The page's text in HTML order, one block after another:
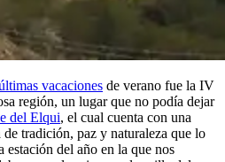
vacaciones de verano fue la IV
región, un lugar que no podía dejar
del Elqui, el cual cuenta con una
tradición, paz y naturaleza que lo
del año en la que nos